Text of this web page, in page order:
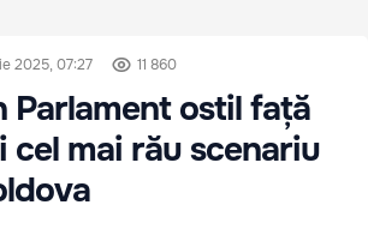
2025, 07:27 11 860
Parlament ostil față
cel mai rău scenariu